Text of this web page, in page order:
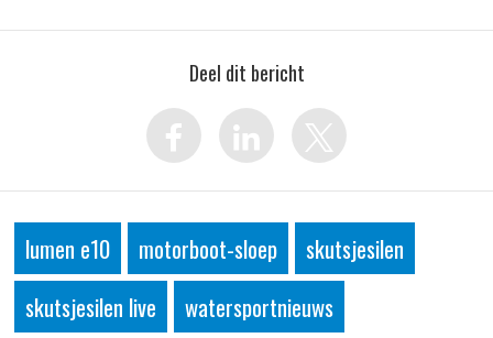
Deel dit bericht
lumen e10 motorboot-sloep
skutsjesilen
skutsjesilen live
watersportnieuws